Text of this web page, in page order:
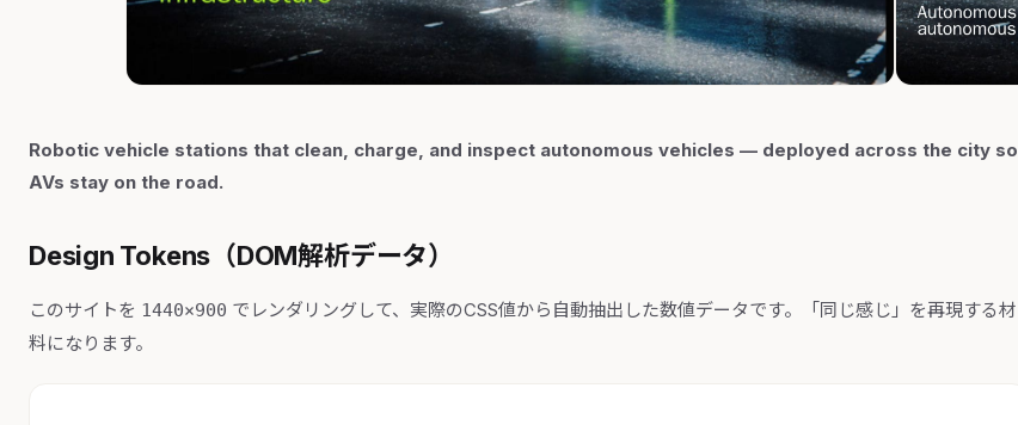
Robotic vehicle stations that clean, charge, and inspect autonomous vehicles — deployed across the city so
AVs stay on the road.
Design Tokens（DOM解析データ）
このサイトを 1440×900 でレンダリングして、実際のCSS値から自動抽出した数値データです。「同じ感じ」を再現する材
料になります。